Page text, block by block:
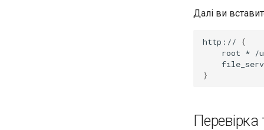
Далі ви
http://
{
root *
}